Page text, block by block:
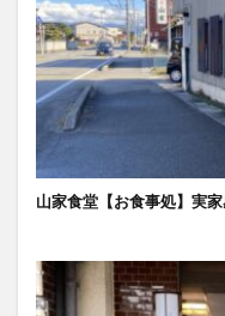
山家食堂【お食事処】実